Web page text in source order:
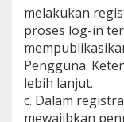
melakukan
proses log-in
Pengguna.
lebih lanjut.
c. Dalam
mewajibkan